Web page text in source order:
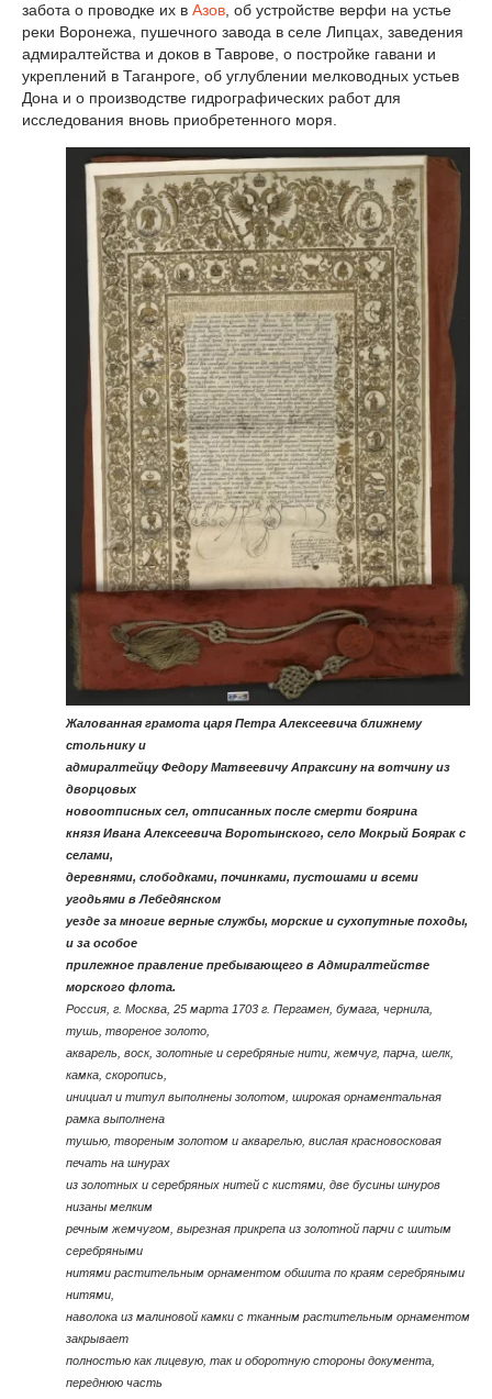
забота о проводке их в Азов , об устройстве верфи на устье
реки Воронежа, пушечного завода в селе Липцах, заведения
адмиралтейства и доков в Таврове, о постройке гавани и
укреплений в Таганроге, об углублении мелководных устьев
Дона и о производстве гидрографических работ для
исследования вновь приобретенного моря.
Жалованная грамота царя Петра Алексеевича ближнему
стольнику и
адмиралтейцу Федору Матвеевичу Апраксину на вотчину из
дворцовых
новоотписных сел, отписанных после смерти боярина
князя Ивана Алексеевича Воротынского, село Мокрый Боярак с
селами,
деревнями, слободками, починками, пустошами и всеми
угодьями в Лебедянском
уезде за многие верные службы, морские и сухопутные походы,
и за особое
прилежное правление пребывающего в Адмиралтействе
морского флота.
Россия, г. Москва, 25 марта 1703 г. Пергамен, бумага, чернила,
тушь, твореное золото,
акварель, воск, золотные и серебряные нити, жемчуг, парча, шелк,
камка, скоропись,
инициал и титул выполнены золотом, широкая орнаментальная
рамка выполнена
тушью, твореным золотом и акварелью, вислая красновосковая
печать на шнурах
из золотных и серебряных нитей с кистями, две бусины шнуров
низаны мелким
речным жемчугом, вырезная прикрепа из золотной парчи с шитым
серебряными
нитями растительным орнаментом обшита по краям серебряными
нитями,
наволока из малиновой камки с тканным растительным орнаментом
закрывает
полностью как лицевую, так и оборотную стороны документа,
переднюю часть